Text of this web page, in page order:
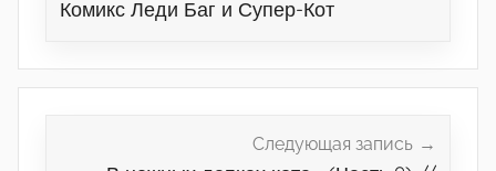
Комикс Леди Баг и Супер-Кот
Следующая запись